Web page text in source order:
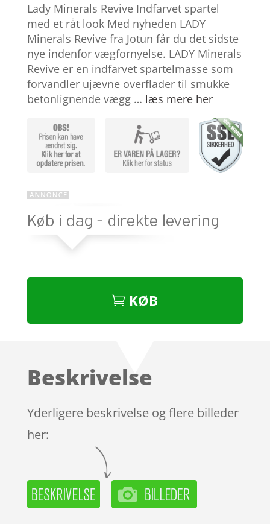
ud af 5
baseret
på
kundebed
ømmelse
r
Lady Minerals Revive Indfarvet spartel
med et råt look Med nyheden LADY
Minerals Revive fra Jotun får du det sidste
nye indenfor vægfornyelse. LADY Minerals
Revive er en indfarvet spartelmasse som
forvandler ujævne overflader til smukke
betonlignende vægg … læs mere her
KØB
Beskrivelse
Yderligere beskrivelse og flere billeder
her: